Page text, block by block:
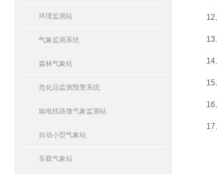
环境监测站
气象监测系统
森林气象站
危化品监测预警系统
输电线路微气象监测站
自动小型气象站
车载气象站
12、
13、
14、
15、
16、
17、